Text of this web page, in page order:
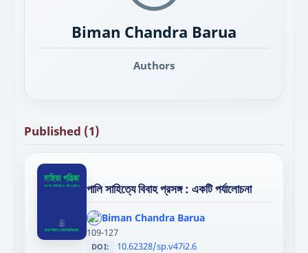
Biman Chandra Barua
Authors
Published (1)
পালি সাহিত্যে বিবাহ প্রসঙ্গ : একটি পর্যালোচনা
};"
>
Biman Chandra Barua
109-127
DOI: 10.62328/sp.v47i2.6